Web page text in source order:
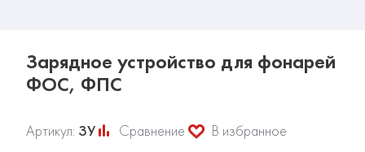
Зарядное устройство для фонарей
ФОС, ФПС
Артикул: ЗУ Сравнение В избранное